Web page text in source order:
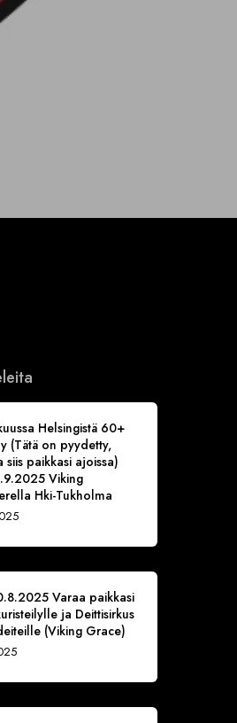
Helsingistä 60+
(Tätä on pyydetty,
siis paikkasi ajoissa)
Viking
Hki-Tukholma
Varaa paikkasi
ja Deittisirkus
(Viking Grace)